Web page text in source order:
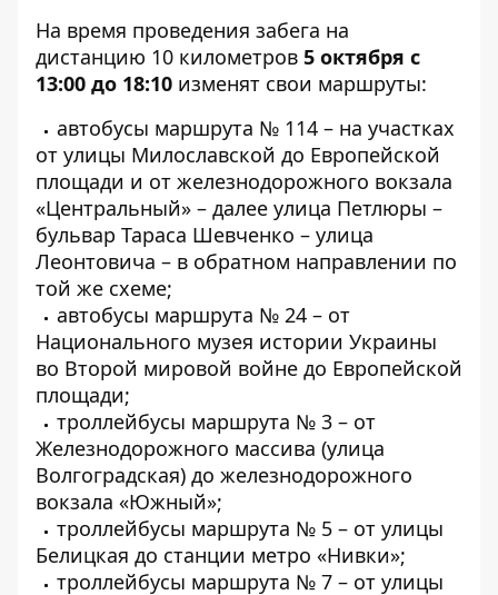
На время проведения забега на
дистанцию 10 километров 5 октября с
13:00 до 18:10 изменят свои маршруты:
автобусы маршрута № 114 – на участках
от улицы Милославской до Европейской
площади и от железнодорожного вокзала
«Центральный» – далее улица Петлюры –
бульвар Тараса Шевченко – улица
Леонтовича – в обратном направлении по
той же схеме;
автобусы маршрута № 24 – от
Национального музея истории Украины
во Второй мировой войне до Европейской
площади;
троллейбусы маршрута № 3 – от
Железнодорожного массива (улица
Волгоградская) до железнодорожного
вокзала «Южный»;
троллейбусы маршрута № 5 – от улицы
Белицкая до станции метро «Нивки»;
троллейбусы маршрута № 7 – от улицы